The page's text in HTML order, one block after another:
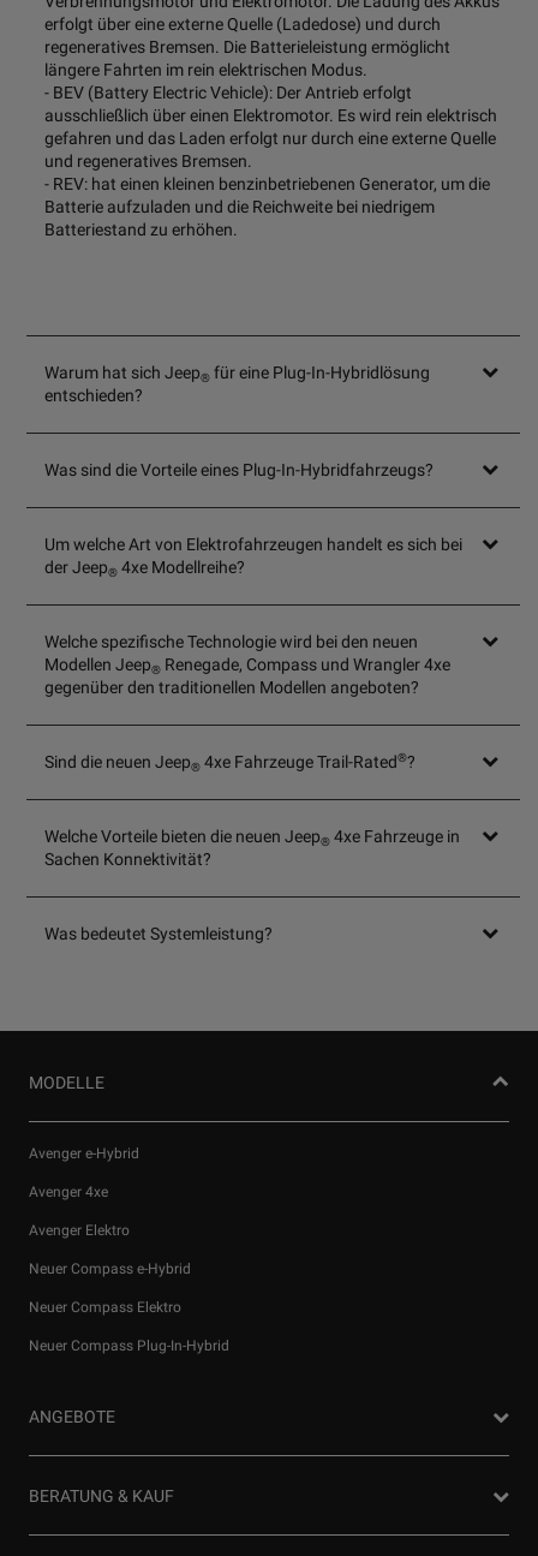
erfolgt über eine externe Quelle (Ladedose) und durch
regeneratives Bremsen. Die Batterieleistung ermöglicht
längere Fahrten im rein elektrischen Modus.
- BEV (Battery Electric Vehicle): Der Antrieb erfolgt
ausschließlich über einen Elektromotor. Es wird rein elektrisch
gefahren und das Laden erfolgt nur durch eine externe Quelle
und regeneratives Bremsen.
- REV: hat einen kleinen benzinbetriebenen Generator, um die
Batterie aufzuladen und die Reichweite bei niedrigem
Batteriestand zu erhöhen.
Warum hat sich Jeep® für eine Plug-In-Hybridlösung
entschieden?
Was sind die Vorteile eines Plug-In-Hybridfahrzeugs?
Um welche Art von Elektrofahrzeugen handelt es sich bei
der Jeep® 4xe Modellreihe?​
Welche spezifische Technologie wird bei den neuen
Modellen Jeep® Renegade, Compass und Wrangler 4xe
gegenüber den traditionellen Modellen angeboten?
Sind die neuen Jeep® 4xe Fahrzeuge Trail-Rated®?​
Welche Vorteile bieten die neuen Jeep® 4xe Fahrzeuge in
Sachen Konnektivität?​
Was bedeutet Systemleistung?
MODELLE
Avenger e-Hybrid
Avenger 4xe
Avenger Elektro
Neuer Compass e-Hybrid
Neuer Compass Elektro
Neuer Compass Plug-In-Hybrid
ANGEBOTE
Privatkunden Angebote
BERATUNG & KAUF